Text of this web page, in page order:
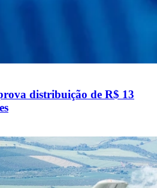
distribuição de R$ 13